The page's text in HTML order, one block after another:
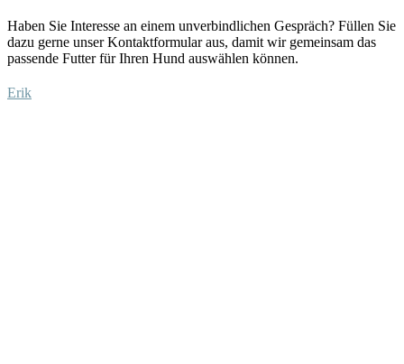
Haben Sie Interesse an einem unverbindlichen Gespräch? Füllen Sie
dazu gerne unser Kontaktformular aus, damit wir gemeinsam das
passende Futter für Ihren Hund auswählen können.
Erik